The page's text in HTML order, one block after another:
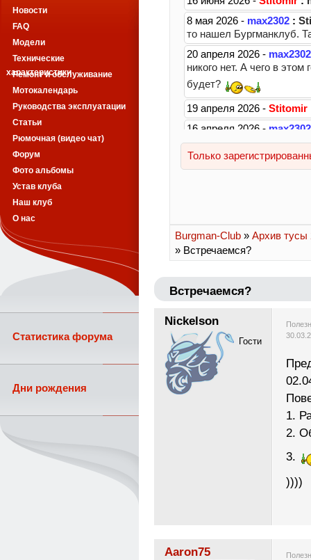
Burgman-Club » Архив тусы
» Встречаемся?
Встречаемся?
Nickelson
Гости
1.
2.
3.
))))
Aaron75
Новости
FAQ
Модели
Технические
характеристики
Ремонт и обслуживание
Мотокалендарь
Руководства эксплуатации
Статьи
Рюмочная (видео чат)
Форум
Фото альбомы
Устав клуба
Наш клуб
О нас
Статистика форума
Дни рождения